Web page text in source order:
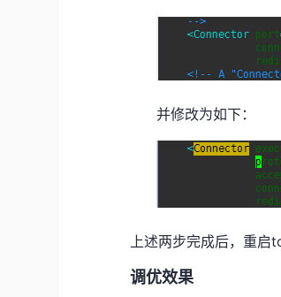
并修改为如下：
上述两步完成后，重
调优效果